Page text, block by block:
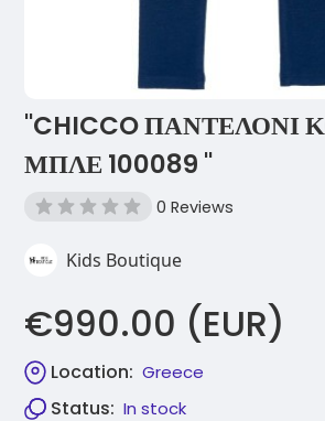
"CHICCO ΠΑΝΤΕΛΟΝΙ
ΜΠΛΕ 100089 "
0 Reviews
Kids Boutique
€990.00 (EUR)
Location: Greece
Status: In stock